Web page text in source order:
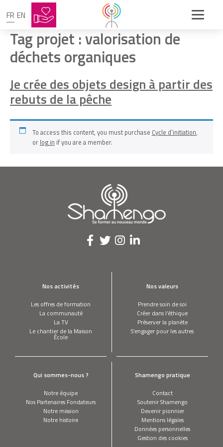
FR EN
Tag projet :valorisation de
déchets organiques
Je crée des objets design à partir des
rebuts de la pêche
To access this content, you must purchase Cycle d’initiation,
or log in if you are a member.
Nos activités
Les offres de formation
La communauté
La TV
Le chantier de la Maison
École
Nos valeurs
Prendre soin de soi
Créer dans l’éthique
Préserver la planète
S’engager pour les autres
Qui sommes-nous ?
Notre équipe
Nos Partenaires Fondateurs
Notre mission
Notre histoire
Shamengo pratique
Contact
Soutenir Shamengo
Devenir pionnier
Mentions légales
Données personnelles
Gestion des cookies